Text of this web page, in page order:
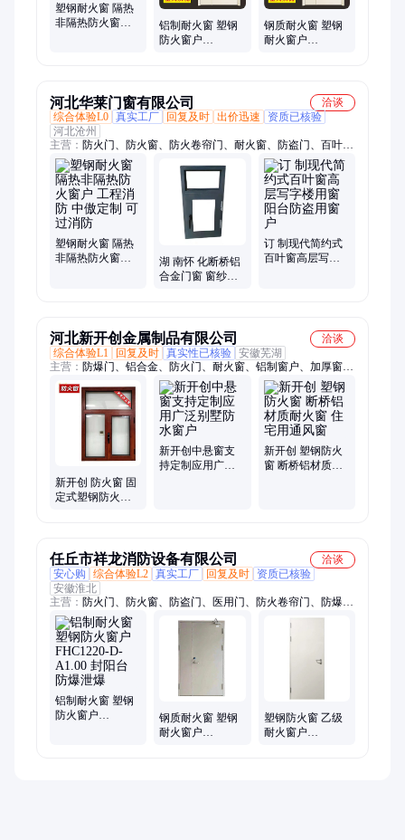
塑钢耐火窗 隔热
非隔热防火窗户
铝制耐火窗 塑钢
防火窗户
钢质耐火窗 塑钢
耐火窗户
河北华莱门窗有限公司
洽谈
综合体验L0 真实工厂 回复及时 出价迅速
资质已核验
河北沧州
主营： 防火门、防火窗、防火卷帘门、耐火窗、防盗门、百叶
窗、防火隔断
塑钢耐火窗 隔热
非隔热防火窗户
湖 南怀 化断桥铝
合金门窗 窗纱一
订 制现代简约式
百叶窗高层写字
河北新开创金属制品有限公司
洽谈
综合体验L1
回复及时 真实性已核验 安徽芜湖
主营： 防爆门、铝合金、防火门、耐火窗、铝制窗户、加厚窗
户、散热窗户、防尘窗户、双层窗户、泄压窗户、防风窗户、隔
音窗户、泄爆窗、抗爆门、泄爆门、阻燃门、密闭门、防火窗、
防爆窗、锅炉房、救援窗、门窗定制、防火防爆、隔热密封、隔
新开创 防火窗 固
定式塑钢防火窗
新开创中悬窗支
持定制应用广泛
新开创 塑钢防火
窗 断桥铝材质耐
任丘市祥龙消防设备有限公司
洽谈
安心购
综合体验L2 真实工厂 回复及时
资质已核验
安徽淮北
主营： 防火门、防火窗、防盗门、医用门、防火卷帘门、防爆
门、铝单板、百叶窗、消防电动排烟天窗
铝制耐火窗 塑钢
防火窗户
钢质耐火窗 塑钢
耐火窗户
塑钢防火窗 乙级
耐火窗户